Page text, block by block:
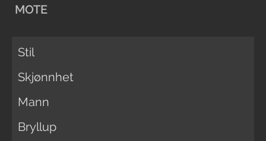
MOTE
Stil
Skjønnhet
Mann
Bryllup